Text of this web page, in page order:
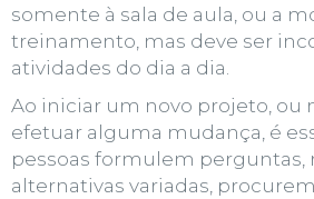
somente à sala de aula, ou a
treinamento, mas deve ser
atividades do dia a dia.
Ao iniciar um novo projeto, ou
efetuar alguma mudança, é
pessoas formulem perguntas,
alternativas variadas,